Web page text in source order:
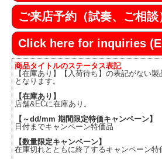
ご来店予約（試奏、ご相談
Click here for inquiries
商品タイトルのステータス表記
【在庫あり】【入荷待ち】の表記がない製
となります。
【在庫あり】
店舗&ECに在庫あり。
【～dd/mm 期間限定特価キャンペーン】
日付までキャンペーン特価品
【数量限定キャンペーン】
在庫切れとともに終了するキャンペーン特